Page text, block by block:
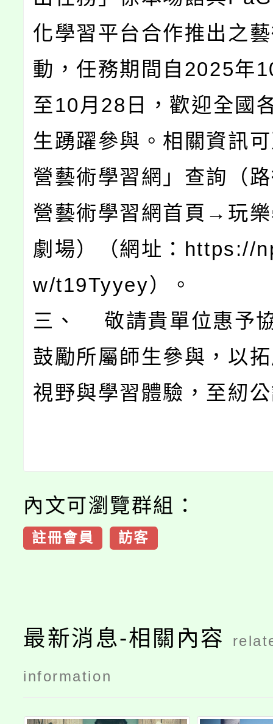
化學習平台合作推出之
動，任務期間自2025年
至10月28日，歡迎全國
生踴躍參與。相關資訊
營藝術學習網」查詢（
營藝術學習網首頁→玩
劇場）（網址：https://
w/t19Tyyey）。
三、 敬請貴單位惠予
鼓勵所屬師生參與，以
視野與學習體驗，至紉
內文可瀏覽群組：
註冊會員 訪客
最新消息-相關內容
information